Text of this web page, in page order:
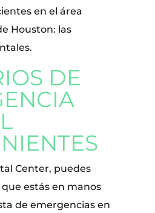
en el área
Houston: las
DE
Center, puedes
estás en manos
de emergencias en